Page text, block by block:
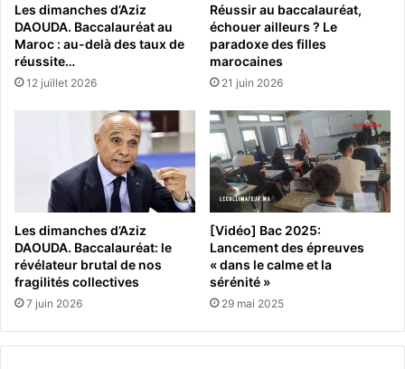
Les dimanches d’Aziz
DAOUDA. Baccalauréat au
Maroc : au-delà des taux de
réussite…
12 juillet 2026
Réussir au baccalauréat,
échouer ailleurs ? Le
paradoxe des filles
marocaines
21 juin 2026
Les dimanches d’Aziz
DAOUDA. Baccalauréat: le
révélateur brutal de nos
fragilités collectives
7 juin 2026
[Vidéo] Bac 2025:
Lancement des épreuves
« dans le calme et la
sérénité »
29 mai 2025